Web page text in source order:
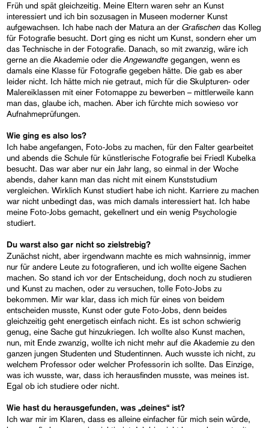
Früh und spät gleichzeitig. Meine Eltern waren sehr an Kunst
interessiert und ich bin sozusagen in Museen moderner Kunst
aufgewachsen. Ich habe nach der Matura an derGrafischen das Kolleg
für Fotografie besucht. Dort ging es nicht um Kunst, sondern eher um
das Technische in der Fotografie. Danach, so mit zwanzig, wäre ich
gerne an die Akademie oder dieAngewandte gegangen, wenn es
damals eine Klasse für Fotografie gegeben hätte. Die gab es aber
leider nicht. Ich hätte mich nie getraut, mich für die Skulpturen- oder
Malereiklassen mit einer Fotomappe zu bewerben – mittlerweile kann
man das, glaube ich, machen. Aber ich fürchte mich sowieso vor
Aufnahmeprüfungen.
Wie ging es also los?
Ich habe angefangen, Foto-Jobs zu machen, für den Falter gearbeitet
und abends die Schule für künstlerische Fotografie bei Friedl Kubelka
besucht. Das war aber nur ein Jahr lang, so einmal in der Woche
abends, daher kann man das nicht mit einem Kunststudium
vergleichen. Wirklich Kunst studiert habe ich nicht. Karriere zu machen
war nicht unbedingt das, was mich damals interessiert hat. Ich habe
meine Foto-Jobs gemacht, gekellnert und ein wenig Psychologie
studiert.
Du warst also gar nicht so zielstrebig?
Zunächst nicht, aber irgendwann machte es mich wahnsinnig, immer
nur für andere Leute zu fotografieren, und ich wollte eigene Sachen
machen. So stand ich vor der Entscheidung, doch noch zu studieren
und Kunst zu machen, oder zu versuchen, tolle Foto-Jobs zu
bekommen. Mir war klar, dass ich mich für eines von beidem
entscheiden musste, Kunst oder gute Foto-Jobs, denn beides
gleichzeitig geht energetisch einfach nicht. Es ist schon schwierig
genug, eine Sache gut hinzukriegen. Ich wollte also Kunst machen,
nun, mit Ende zwanzig, wollte ich nicht mehr auf die Akademie zu den
ganzen jungen Studenten und Studentinnen. Auch wusste ich nicht, zu
welchem Professor oder welcher Professorin ich sollte. Das Einzige,
was ich wusste, war, dass ich herausfinden musste, was meines ist.
Egal ob ich studiere oder nicht.
Wie hast du herausgefunden, was „deines“ ist?
Ich war mir im Klaren, dass es alleine einfacher für mich sein würde,